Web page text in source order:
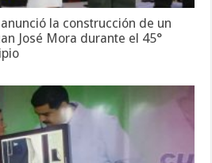
la construcción de un
José Mora durante el 45°